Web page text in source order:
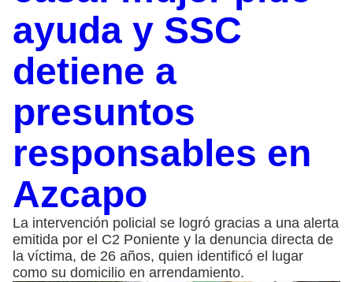
ayuda y SSC
detiene a
presuntos
responsables en
Azcapo
La intervención policial se logró gracias a una alerta
emitida por el C2 Poniente y la denuncia directa de
la víctima, de 26 años, quien identificó el lugar
como su domicilio en arrendamiento.